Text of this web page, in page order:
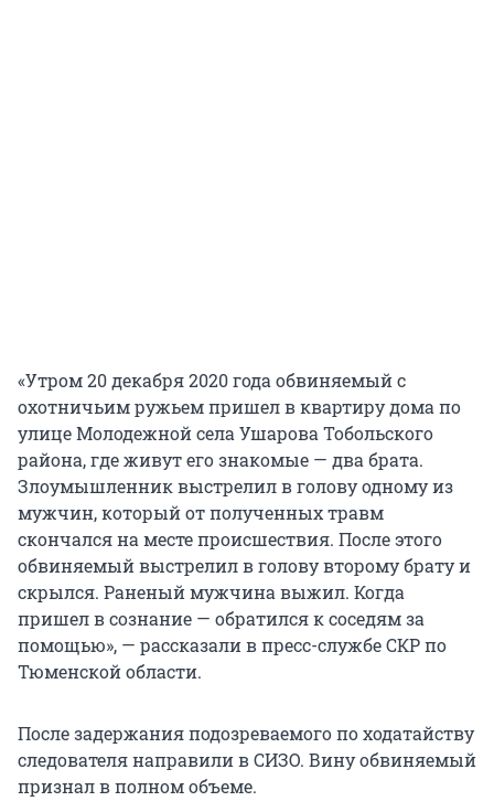
«Утром 20 декабря 2020 года обвиняемый с
охотничьим ружьем пришел в квартиру дома по
улице Молодежной села Ушарова Тобольского
района, где живут его знакомые — два брата.
Злоумышленник выстрелил в голову одному из
мужчин, который от полученных травм
скончался на месте происшествия. После этого
обвиняемый выстрелил в голову второму брату и
скрылся. Раненый мужчина выжил. Когда
пришел в сознание — обратился к соседям за
помощью», — рассказали в пресс-службе СКР по
Тюменской области.
После задержания подозреваемого по ходатайству
следователя направили в СИЗО. Вину обвиняемый
признал в полном объеме.